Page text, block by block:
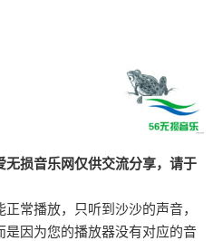
损音乐网仅供交流分享，请于
常播放，只听到沙沙的声音，
因为您的播放器没有对应的音